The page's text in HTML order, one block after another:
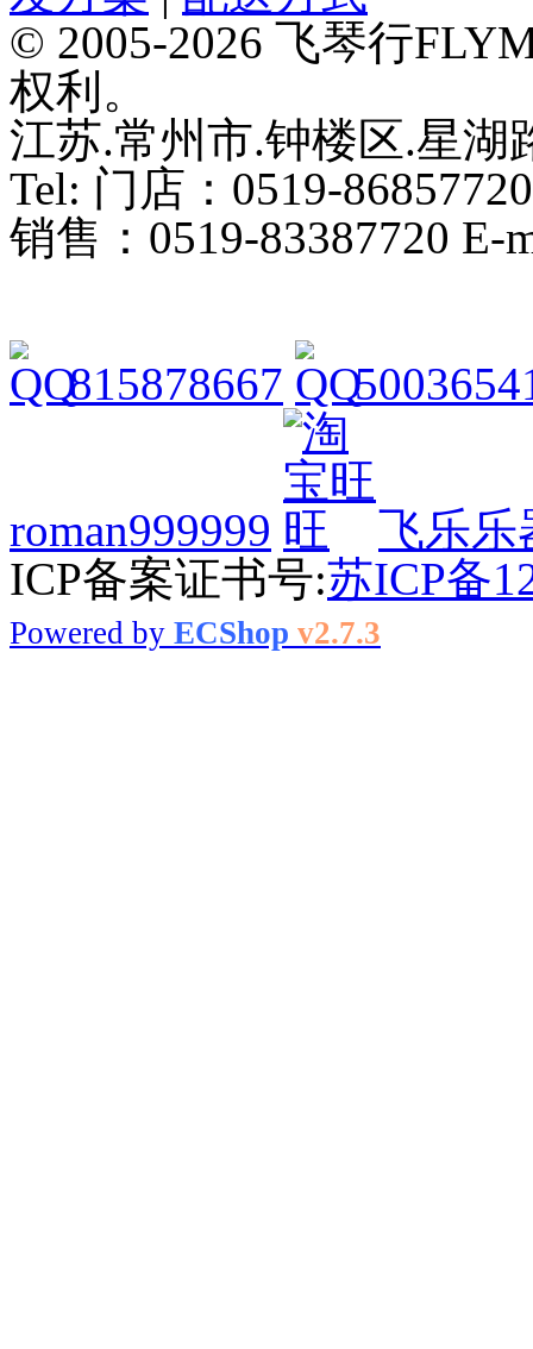
© 2005-2026 飞琴行
权利。
江苏.常州市.钟楼区.星湖
Tel: 门店：0519-86857720
销售：0519-83387720 E-
815878667
roman999999
飞乐乐
ICP备案证书号:苏ICP备
Powered by ECShop v2.7.3